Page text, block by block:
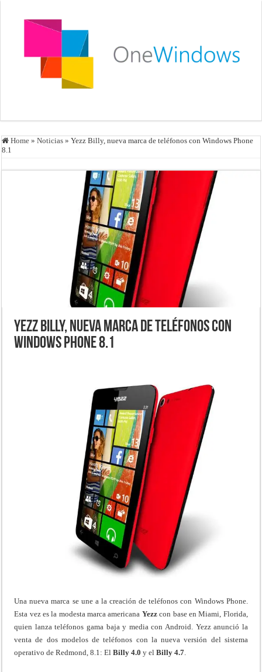
Home » Noticias » Yezz Billy, nueva marca de teléfonos con Windows Phone
8.1
Yezz Billy, nueva marca de teléfonos con
Windows Phone 8.1
Una nueva marca se une a la creación de teléfonos con Windows Phone.
Esta vez es la modesta marca americana Yezzcon base en Miami, Florida,
quien lanza teléfonos gama baja y media con Android. Yezz anunció la
venta de dos modelos de teléfonos con la nueva versión del sistema
operativo de Redmond, 8.1: El Billy 4.0 y elBilly 4.7.